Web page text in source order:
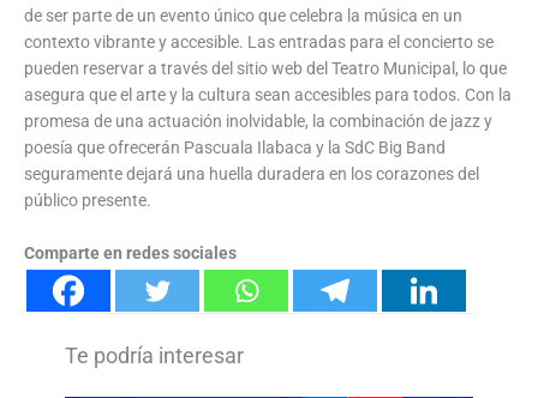
de ser parte de un evento único que celebra la música en un
contexto vibrante y accesible. Las entradas para el concierto se
pueden reservar a través del sitio web del Teatro Municipal, lo que
asegura que el arte y la cultura sean accesibles para todos. Con la
promesa de una actuación inolvidable, la combinación de jazz y
poesía que ofrecerán Pascuala Ilabaca y la SdC Big Band
seguramente dejará una huella duradera en los corazones del
público presente.
Comparte en redes sociales